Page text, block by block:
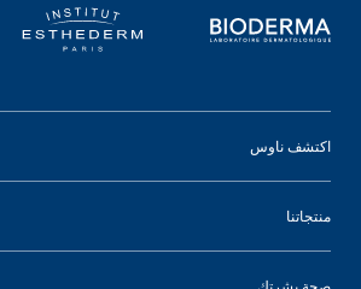
اكتشف ناوس
منتجاتنا